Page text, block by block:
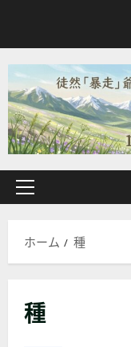
を
ス
キ
ッ
プ
メ
ン
ー
ホーム 種
種